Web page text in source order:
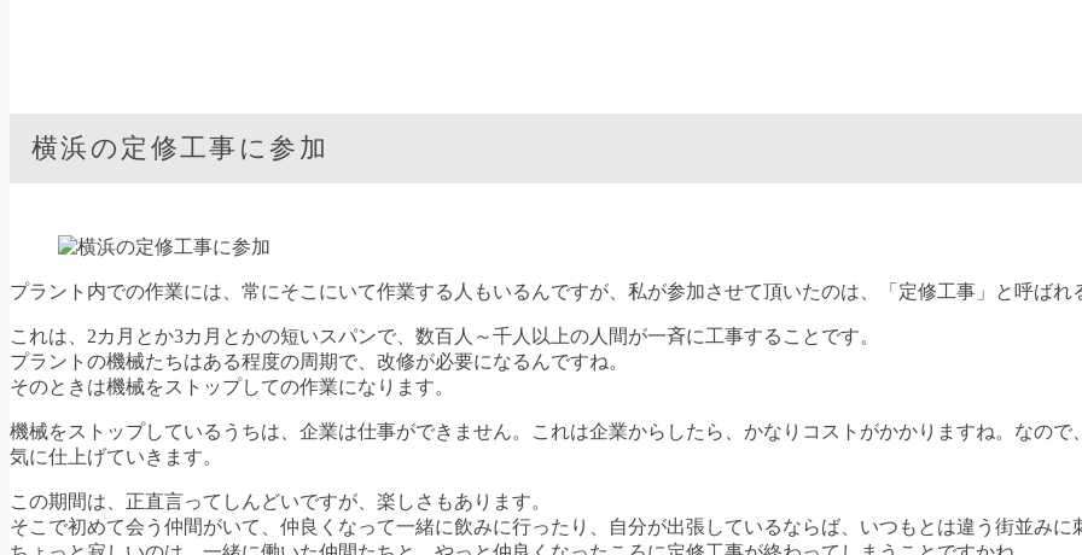
横浜の定修工事に参加
プラント内での作業には、常にそこにいて作業する人もいるんですが、私が参加させて頂いたのは、「定修工事」と呼ばれ
これは、2カ月とか3カ月とかの短いスパンで、数百人～千人以上の人間が一斉に工事することです。
プラントの機械たちはある程度の周期で、改修が必要になるんですね。
そのときは機械をストップしての作業になります。
機械をストップしているうちは、企業は仕事ができません。これは企業からしたら、かなりコストがかかりますね。なの
気に仕上げていきます。
この期間は、正直言ってしんどいですが、楽しさもあります。
そこで初めて会う仲間がいて、仲良くなって一緒に飲みに行ったり、自分が出張しているならば、いつもとは違う街並みに